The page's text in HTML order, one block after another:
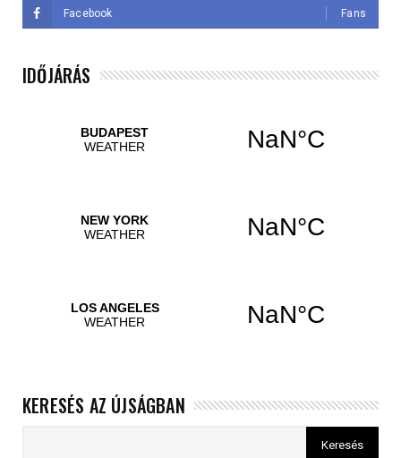
Facebook Fans
IDŐJÁRÁS
KERESÉS AZ ÚJSÁGBAN